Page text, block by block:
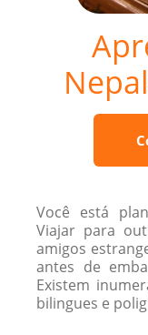
Você está
Viajar para
amigos
antes de
Existem
bilingues e